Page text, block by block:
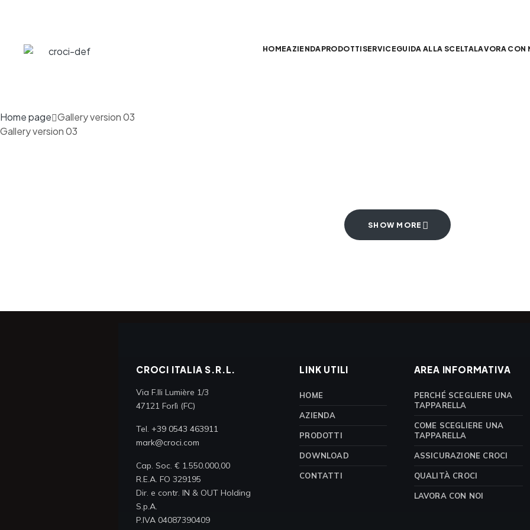
HOMEAZIENDAPRODOTTISERVICEGUIDA ALLA SCELTALAVORA CON
Home page Gallery version 03
Gallery version 03
SHOW MORE
CROCI ITALIA S.R.L.
Via F.lli Lumière 1/3
47121 Forlì (FC)
Tel. +39 0543 463911
mark@croci.com
Cap. Soc. € 1.550.000,00
R.E.A. FO 329195
Dir. e contr. IN & OUT Holding
S.p.A.
P.IVA 04087390409
LINK UTILI
HOME
AZIENDA
PRODOTTI
DOWNLOAD
CONTATTI
AREA INFORMATIVA
PERCHÉ SCEGLIERE UNA
TAPPARELLA
COME SCEGLIERE UNA
TAPPARELLA
ASSICURAZIONE CROCI
QUALITÀ CROCI
LAVORA CON NOI